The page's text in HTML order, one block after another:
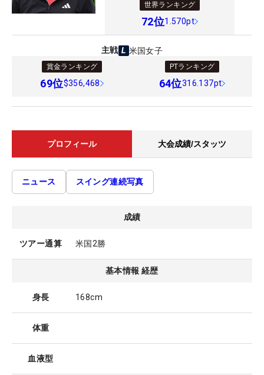
世界ランキング
72位1.570pt
主戦 米国女子
賞金ランキング
69位$356,468
PTランキング
64位316.137pt
プロフィール 大会成績/スタッツ
ニュース スイング連続写真
成績
ツアー通算 米国2勝
基本情報 経歴
身長 168cm
体重
血液型